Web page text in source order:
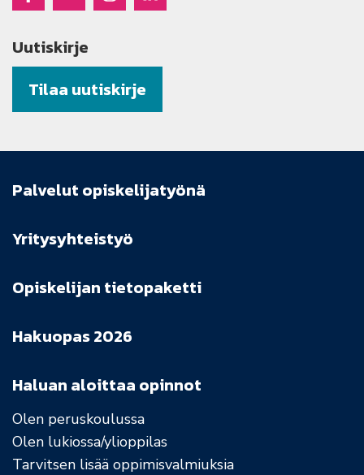
Uutiskirje
Tilaa uutiskirje
Haluan aloittaa opinnot
Olen peruskoulussa
Olen lukiossa/ylioppilas
Tarvitsen lisää oppimisvalmiuksia
Palvelut opiskelijatyönä
Yritysyhteistyö
Opiskelijan tietopaketti
Hakuopas 2026